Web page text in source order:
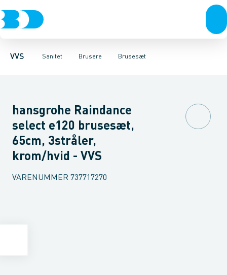
VVS Sanitet
Rør & fittingsPressfittings & rørKuglehaner & ventiler
Brusere
Toiletter, sæder og cisterner VaskeArmaturer
Brusesæt
HåndbrusereBruseslanger BrusesætBrusestænger
hansgrohe Raindance
select e120 brusesæt,
65cm, 3stråler,
krom/hvid - VVS
VARENUMMER 737717270